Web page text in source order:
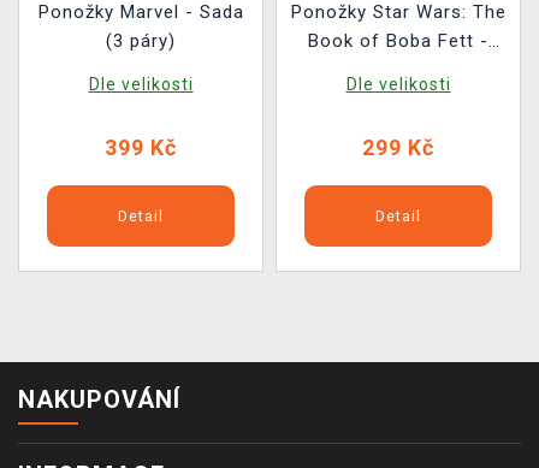
Ponožky Marvel - Sada
(3 páry)
Dle velikosti
399 Kč
Detail
Ponožky Star Wars: The
Book of Boba Fett -
Dle velikosti
299 Kč
Detail
NAKUPOVÁNÍ